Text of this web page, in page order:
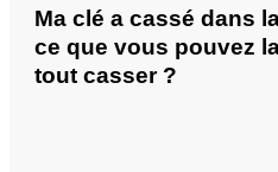
Ma clé a cassé dans
ce que vous pouvez
tout casser ?